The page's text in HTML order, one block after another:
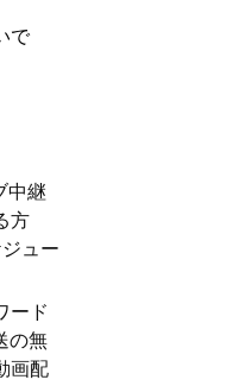
で
中継
方
ュー
ード
の無
画配